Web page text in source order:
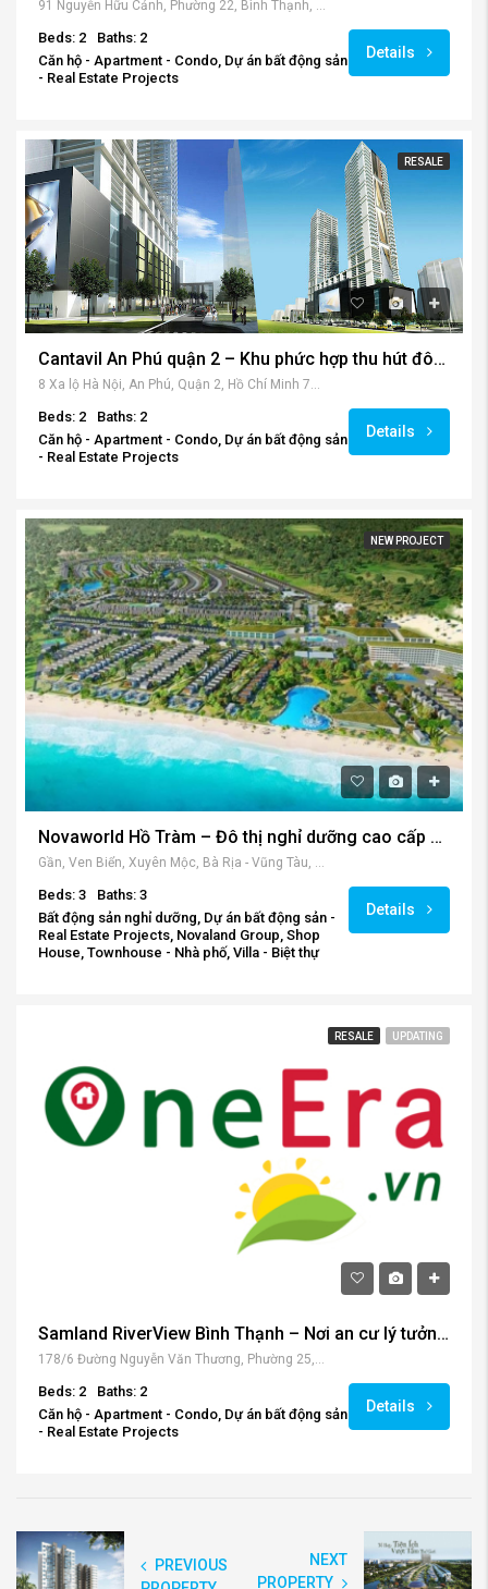
Beds: 2
Baths: 2
Căn hộ - Apartment - Condo, Dự án bất động sản
- Real Estate Projects
Details
RESALE
Beds: 2
Baths: 2
Căn hộ - Apartment - Condo, Dự án bất động sản
- Real Estate Projects
Details
NEW PROJECT
Beds: 3
Baths: 3
Bất động sản nghỉ dưỡng, Dự án bất động sản -
Real Estate Projects, Novaland Group, Shop
House, Townhouse - Nhà phố, Villa - Biệt thự
Details
RESALE UPDATING
Beds: 2
Baths: 2
Căn hộ - Apartment - Condo, Dự án bất động sản
- Real Estate Projects
Details
PREVIOUS
PROPERTY
NEXT
PROPERTY